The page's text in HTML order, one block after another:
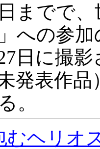
までで
への参
日に撮
発表作
。
むヘリオ